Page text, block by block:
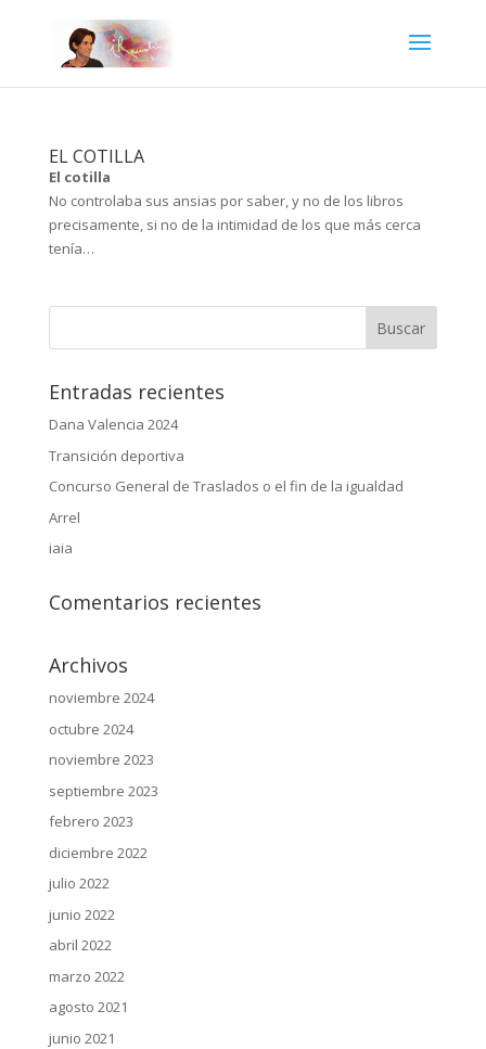
EL COTILLA
El cotilla
No controlaba sus ansias por saber, y no de los libros
precisamente, si no de la intimidad de los que más cerca
tenía…
Entradas recientes
Dana Valencia 2024
Transición deportiva
Concurso General de Traslados o el fin de la igualdad
Arrel
iaia
Comentarios recientes
Archivos
noviembre 2024
octubre 2024
noviembre 2023
septiembre 2023
febrero 2023
diciembre 2022
julio 2022
junio 2022
abril 2022
marzo 2022
agosto 2021
junio 2021